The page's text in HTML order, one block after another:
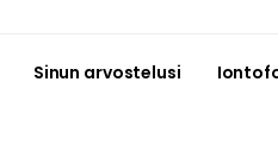
Sinun arvostelusi